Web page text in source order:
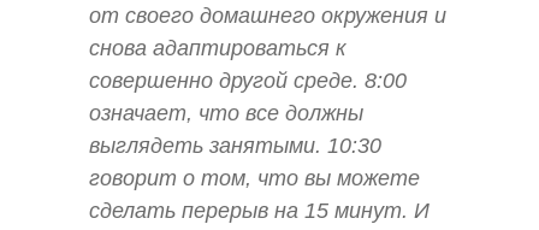
от своего домашнего окружения и
снова адаптироваться к
совершенно другой среде. 8:00
означает, что все должны
выглядеть занятыми. 10:30
говорит о том, что вы можете
сделать перерыв на 15 минут. И